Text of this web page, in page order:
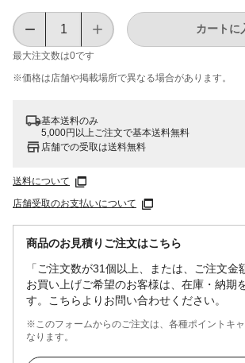
最大注文数は0です
カートに
※価格は​店舗や​掲載場所で​異なる​場合が​あります。
基本送料のみ
5,000円以上ご注文で基本送料無料
店舗での受取は送料無料
送料について
店舗受取のお支払いについて
商品のお見積りご注文はこちら
「ご注文数が31個以上、または、ご注文金
お買い上げご希望のお客様は、在庫・納期
す。こちらよりお問い合わせください。
※このフォームからのご注文は、各種ポイントキ
なります。